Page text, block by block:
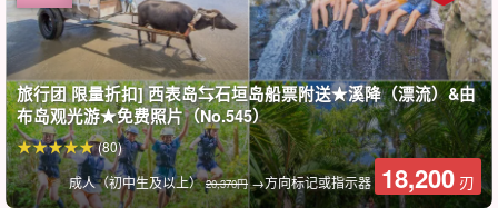
旅行团 限量折扣] 西表岛⇆石垣岛船票附送★溪降（漂流）&由
布岛观光游★免费照片（No.545）
成人（初中生及以上）20,370円→方向标记或指示器 18,200 刃
(80)